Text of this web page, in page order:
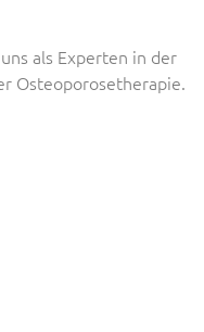
als Experten in der
Osteoporosetherapie.